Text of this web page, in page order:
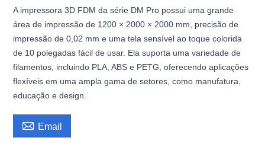
A impressora 3D FDM da série DM Pro possui uma grande
área de impressão de 1200 × 2000 × 2000 mm, precisão de
impressão de 0,02 mm e uma tela sensível ao toque colorida
de 10 polegadas fácil de usar. Ela suporta uma variedade de
filamentos, incluindo PLA, ABS e PETG, oferecendo aplicações
flexíveis em uma ampla gama de setores, como manufatura,
educação e design.
 Email